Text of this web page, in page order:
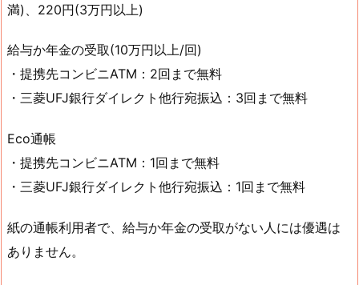
満)、220円(3万円以上)
給与か年金の受取(10万円以上/回)
・提携先コンビニATM：2回まで無料
・三菱UFJ銀行ダイレクト他行宛振込：3回まで無料
Eco通帳
・提携先コンビニATM：1回まで無料
・三菱UFJ銀行ダイレクト他行宛振込：1回まで無料
紙の通帳利用者で、給与か年金の受取がない人には優遇は
ありません。